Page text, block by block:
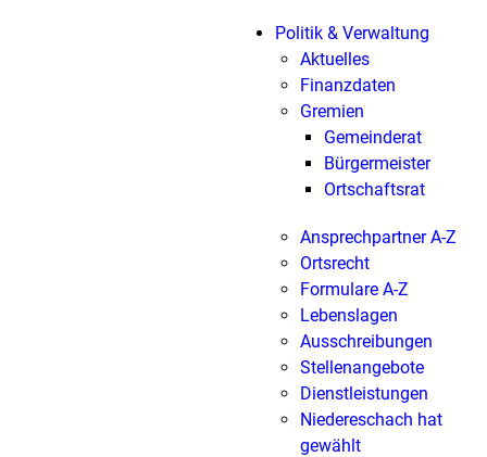
Politik & Verwaltung
Aktuelles
Finanzdaten
Gremien
Gemeinderat
Bürgermeister
Ortschaftsrat
Ansprechpartner A-Z
Ortsrecht
Formulare A-Z
Lebenslagen
Ausschreibungen
Stellenangebote
Dienstleistungen
Niedereschach hat
gewählt